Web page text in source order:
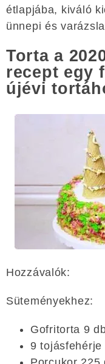
étlapjába, kiváló
ünnepi és
Torta a
recept egy
újévi
Hozzávalók:
Süteményekhez:
Gofritorta 9
9 tojásfehérje